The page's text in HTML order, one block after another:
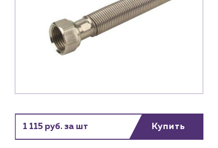
1 115 руб. за шт Купить